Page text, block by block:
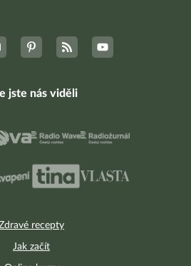
recepty
Jak začít
jste nás viděli